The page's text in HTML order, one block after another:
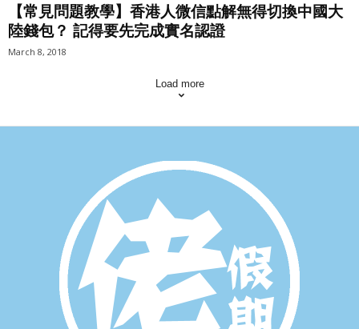
【常見問題教學】香港人微信點解無得切換中國大
陸錢包？ 記得要先完成實名認證
March 8, 2018
Load more